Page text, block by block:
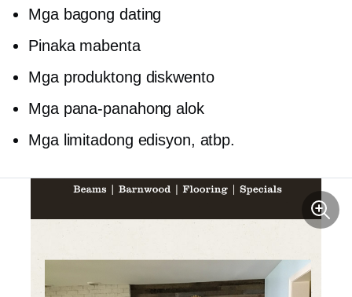
Mga bagong dating
Pinaka mabenta
Mga produktong diskwento
Mga pana-panahong alok
Mga limitadong edisyon, atbp.